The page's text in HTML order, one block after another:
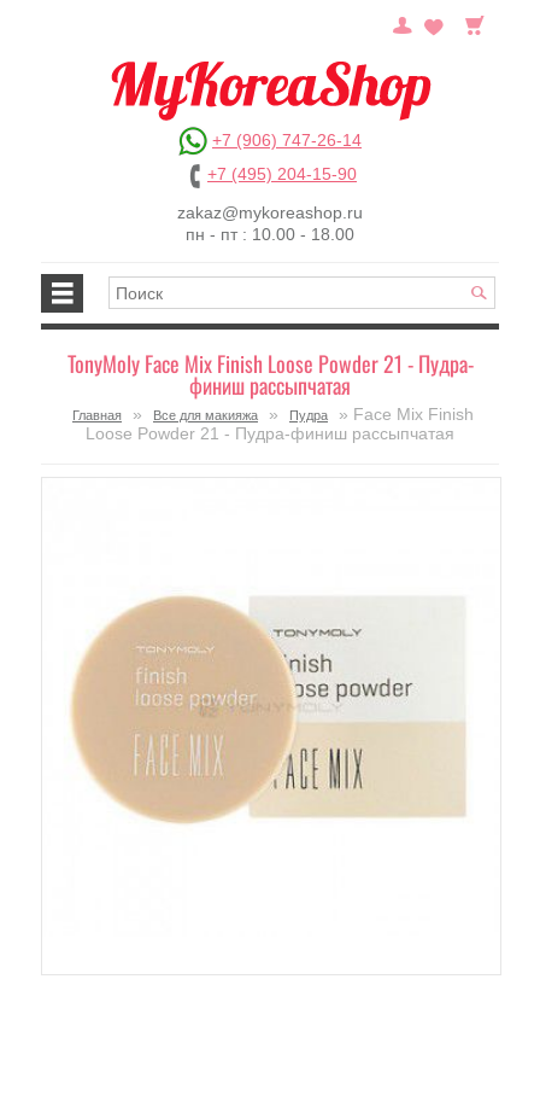
+7 (906) 747-26-14
+7 (495) 204-15-90
zakaz@mykoreashop.ru
пн - пт : 10.00 - 18.00
TonyMoly Face Mix Finish Loose Powder 21 - Пудра-
финиш рассыпчатая
Главная » Все для макияжа » Пудра
» Face Mix Finish
Loose Powder 21 - Пудра-финиш рассыпчатая